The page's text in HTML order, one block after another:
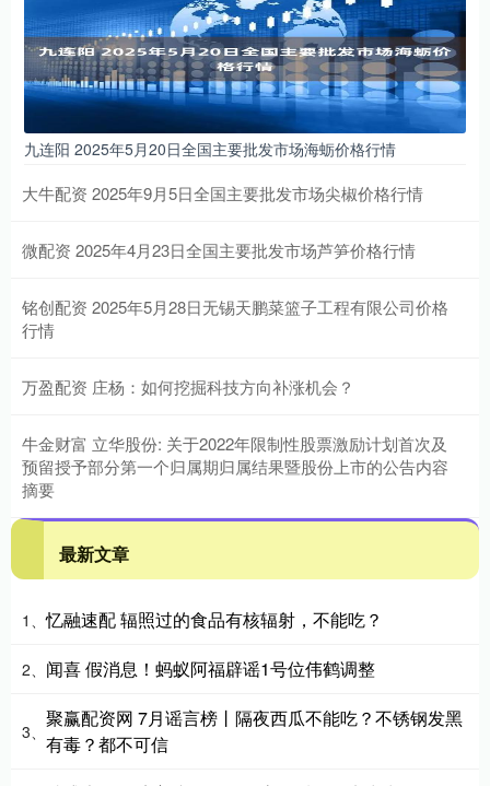
九连阳 2025年5月20日全国主要批发市场海蛎价格行情
大牛配资 2025年9月5日全国主要批发市场尖椒价格行情
微配资 2025年4月23日全国主要批发市场芦笋价格行情
铭创配资 2025年5月28日无锡天鹏菜篮子工程有限公司价格
行情
万盈配资 庄杨：如何挖掘科技方向补涨机会？
牛金财富 立华股份: 关于2022年限制性股票激励计划首次及
预留授予部分第一个归属期归属结果暨股份上市的公告内容
摘要
最新文章
1、忆融速配 辐照过的食品有核辐射，不能吃？
2、 闻喜 假消息！蚂蚁阿福辟谣1号位伟鹤调整
3、
聚赢配资网 7月谣言榜丨隔夜西瓜不能吃？不锈钢发黑
有毒？都不可信